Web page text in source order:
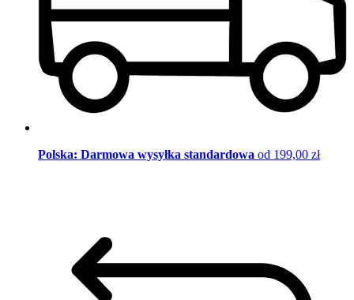
Polska: Darmowa wysyłka standardowa od 199,00 zł